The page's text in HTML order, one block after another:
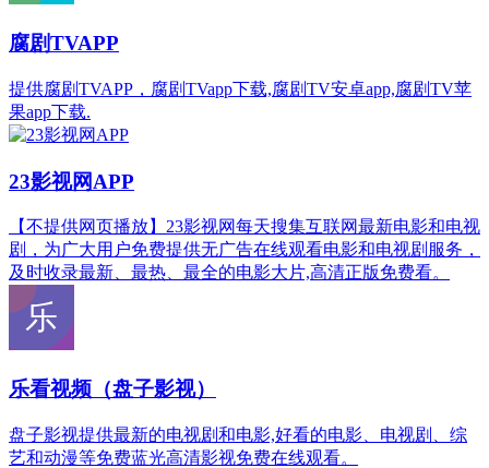
腐剧TVAPP
提供腐剧TVAPP，腐剧TVapp下载,腐剧TV安卓app,腐剧TV苹
果app下载.
23影视网APP
【不提供网页播放】23影视网每天搜集互联网最新电影和电视
剧，为广大用户免费提供无广告在线观看电影和电视剧服务，
及时收录最新、最热、最全的电影大片,高清正版免费看。
乐看视频（盘子影视）
盘子影视提供最新的电视剧和电影,好看的电影、电视剧、综
艺和动漫等免费蓝光高清影视免费在线观看。